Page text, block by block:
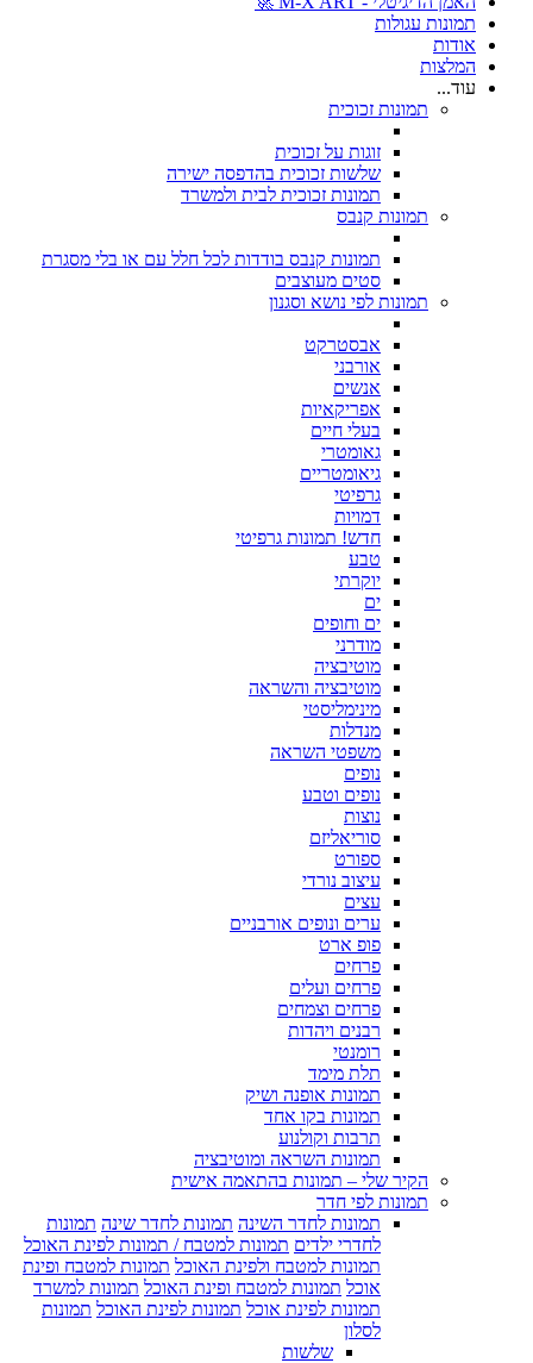
תמונות עגולות
אודות
המלצות
עוד...
תמונות זכוכית
זוגות על זכוכית
שלשות זכוכית בהדפסה ישירה
תמונות זכוכית לבית ולמשרד
תמונות קנבס
תמונות קנבס בודדות לכל חלל עם או בלי מסגרת
סטים מעוצבים
תמונות לפי נושא וסגנון
אבסטרקט
אורבני
אנשים
אפריקאיות
בעלי חיים
גאומטרי
גיאומטריים
גרפיטי
דמויות
חדש! תמונות גרפיטי
טבע
יוקרתי
ים
ים וחופים
מודרני
מוטיבציה
מוטיבציה והשראה
מינימליסטי
מנדלות
משפטי השראה
נופים
נופים וטבע
נוצות
סוריאליזם
ספורט
עיצוב נורדי
עצים
ערים ונופים אורבניים
פופ ארט
פרחים
פרחים ועלים
פרחים וצמחים
רבנים ויהדות
רומנטי
תלת מימד
תמונות אופנה ושיק
תמונות בקו אחד
תרבות וקולנוע
תמונות השראה ומוטיבציה
הקיר שלי – תמונות בהתאמה אישית
תמונות לפי חדר
תמונות לחדר השינה תמונות לחדר שינה תמונות
לחדרי ילדים תמונות למטבח / תמונות לפינת האוכל
תמונות למטבח ולפינת האוכל תמונות למטבח ופינת
אוכל תמונות למטבח ופינת האוכל תמונות למשרד
תמונות לפינת אוכל תמונות לפינת האוכל תמונות
לסלון
שלשות